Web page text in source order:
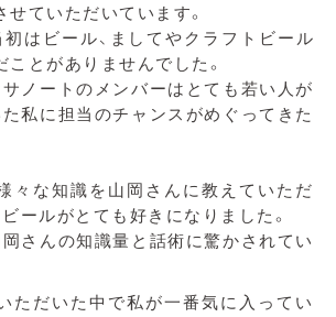
ていただいています。
初はビール、ましてやクラフトビール
とがありませんでした。
サノートのメンバーはとても若い人が
た私に担当のチャンスがめぐってきた
々な知識を山岡さんに教えていただ
ールがとても好きになりました。
岡さんの知識量と話術に驚かされてい
ただいた中で私が一番気に入ってい